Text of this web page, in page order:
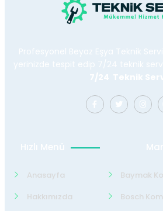
Profesyonel Beyaz Eşya Teknik
yerinizde tespit edip 7/24 teknik
7/24 Teknik
Hızlı Menü
Anasayfa
Hakkımızda
Baymak
Bosch